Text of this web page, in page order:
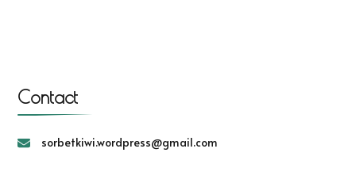
Contact
sorbetkiwi.wordpress@gmail.com